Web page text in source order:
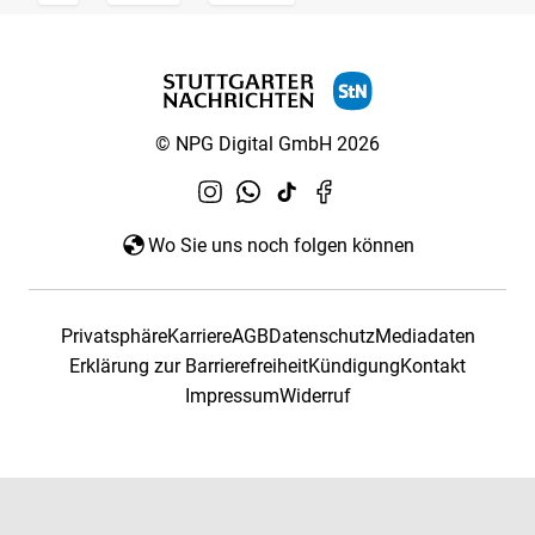
© NPG Digital GmbH 2026
Wo Sie uns noch folgen können
PrivatsphäreKarriereAGBDatenschutzMediadaten
Erklärung zur BarrierefreiheitKündigungKontakt
ImpressumWiderruf